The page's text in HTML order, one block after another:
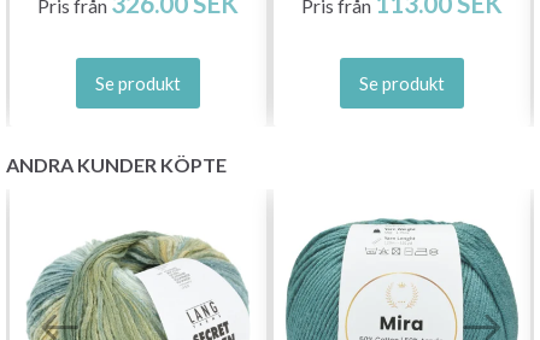
Pris från
Se produkt
Pris från
Se produkt
ANDRA KUNDER KÖPTE